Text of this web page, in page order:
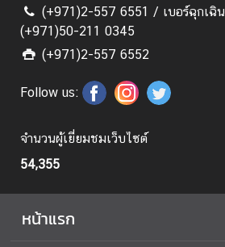
ก
ตั้
ง
น
อ
า
ช
ณ
(+971)2-557 6551 / เบอร์ฉุกเฉิน
(+971)50-211 0345
(+971)2-557 6552
Follow us:
จำนวนผู้เยี่ยมชมเว็บไซต์
54,355
หน้าแรก